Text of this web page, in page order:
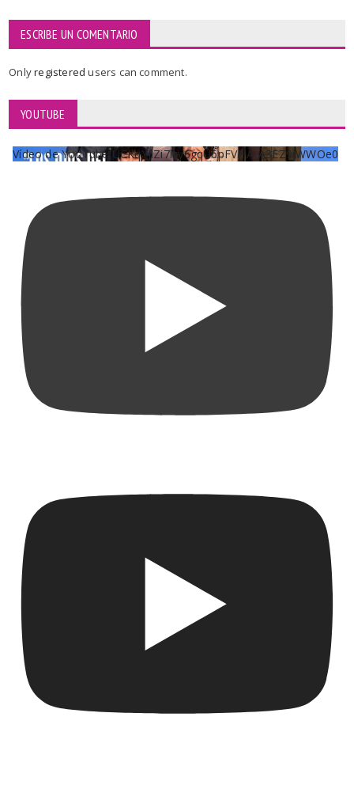
ESCRIBE UN COMENTARIO
Onlyregisteredusers can comment.
YOUTUBE
Vídeo de YouTube UCKqYjiZi7lzy6gqU6pFVFiA_A3EZ9JWWOe0